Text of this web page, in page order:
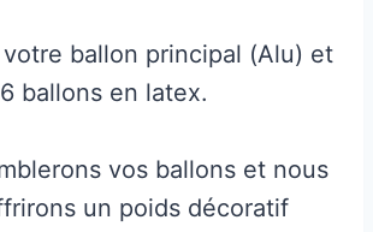
ballon principal (Alu) et
6 ballons en latex.
vos ballons et nous
un poids décoratif